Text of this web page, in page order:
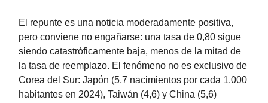
El repunte es una noticia moderadamente positiva,
pero conviene no engañarse: una tasa de 0,80 sigue
siendo catastróficamente baja, menos de la mitad de
la tasa de reemplazo. El fenómeno no es exclusivo de
Corea del Sur: Japón (5,7 nacimientos por cada 1.000
habitantes en 2024), Taiwán (4,6) y China (5,6)